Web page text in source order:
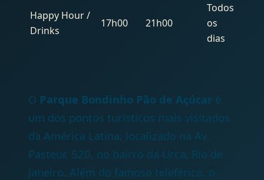
Happy Hour /
Drinks
17h00 21h00
Todos
os
dias
O Parque Bondinho Pão de Açúcar é
um dos pontos turísticos mais visitados
da América Latina, localizado na Av.
Pasteur, 520, no bairro da Urca, Rio de
Janeiro. Além do famoso teleférico, o